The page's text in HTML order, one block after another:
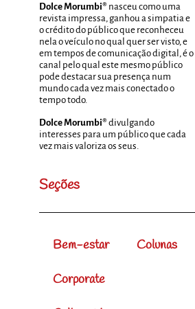
Dolce Morumbi® nasceu como uma
revista impressa, ganhou a simpatia e
o crédito do público que reconheceu
nela o veículo no qual quer ser visto, e
em tempos de comunicação digital, é o
canal pelo qual este mesmo público
pode destacar sua presença num
mundo cada vez mais conectado o
tempo todo.
Dolce Morumbi® divulgando
interesses para um público que cada
vez mais valoriza os seus.
Seções
Bem-estar Colunas
Corporate